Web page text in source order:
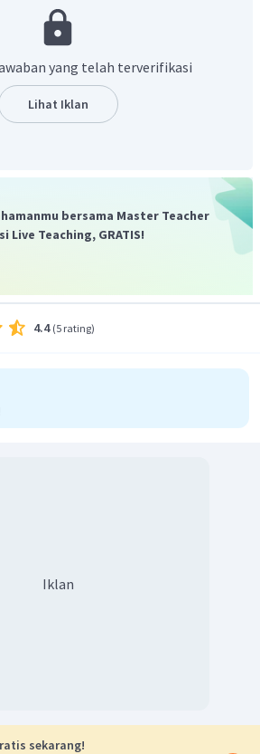
panjang
yang telah terverifikasi
Lihat Iklan
bersama Master Teacher
Live Teaching, GRATIS!
4.4 (5 rating)
Iklan
sekarang!